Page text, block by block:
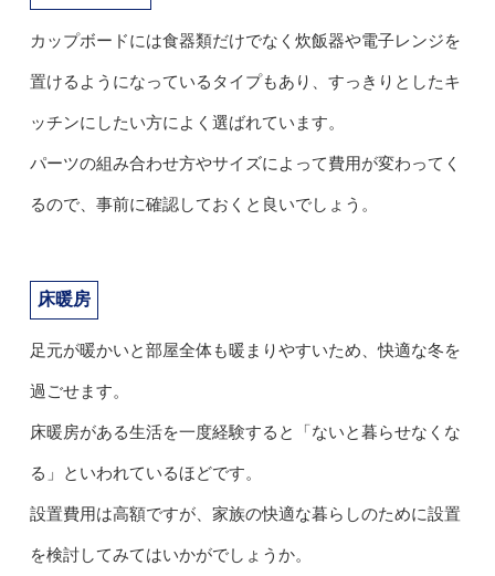
カップボードには食器類だけでなく炊飯器や電子レンジを
置けるようになっているタイプもあり、すっきりとしたキ
ッチンにしたい方によく選ばれています。
パーツの組み合わせ方やサイズによって費用が変わってく
るので、事前に確認しておくと良いでしょう。
床暖房
足元が暖かいと部屋全体も暖まりやすいため、快適な冬を
過ごせます。
床暖房がある生活を一度経験すると「ないと暮らせなくな
る」といわれているほどです。
設置費用は高額ですが、家族の快適な暮らしのために設置
を検討してみてはいかがでしょうか。